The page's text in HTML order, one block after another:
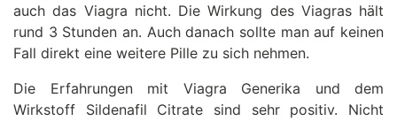
auch das Viagra nicht. Die Wirkung des Viagras hält
rund 3 Stunden an. Auch danach sollte man auf keinen
Fall direkt eine weitere Pille zu sich nehmen.
Die Erfahrungen mit Viagra Generika und dem
Wirkstoff Sildenafil Citrate sind sehr positiv. Nicht